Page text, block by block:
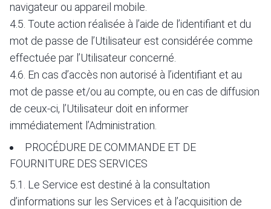
navigateur ou appareil mobile.
4.5. Toute action réalisée à l’aide de l’identifiant et du
mot de passe de l’Utilisateur est considérée comme
effectuée par l’Utilisateur concerné.
4.6. En cas d’accès non autorisé à l’identifiant et au
mot de passe et/ou au compte, ou en cas de diffusion
de ceux-ci, l’Utilisateur doit en informer
immédiatement l’Administration.
PROCÉDURE DE COMMANDE ET DE
FOURNITURE DES SERVICES
5.1. Le Service est destiné à la consultation
d’informations sur les Services et à l’acquisition de